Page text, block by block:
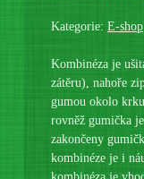
Kategorie: E-shop
Kombinéza je
zátěru), nahoře
gumou okolo
rovněž gumička
zakončeny
kombinéze je i